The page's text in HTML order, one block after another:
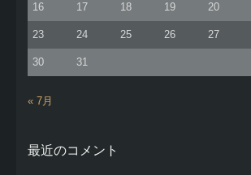
16 17 18 19 20
23 24 25 26 27
30 31
« 7月
最近のコメント